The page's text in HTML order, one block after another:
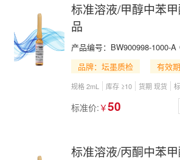
标准溶液/甲醇中苯
品
产品编号： BW900998-1000-A
品牌：坛墨质检
有效
规格 2mL 库存 ≥10 货期 现货
标准价: ￥50
标准溶液/丙酮中苯